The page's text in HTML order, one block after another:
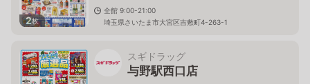
2枚
全館 9:00-21:00
埼玉県さいたま市大宮区吉敷町4-263-1
スギドラッグ
与野駅西口店